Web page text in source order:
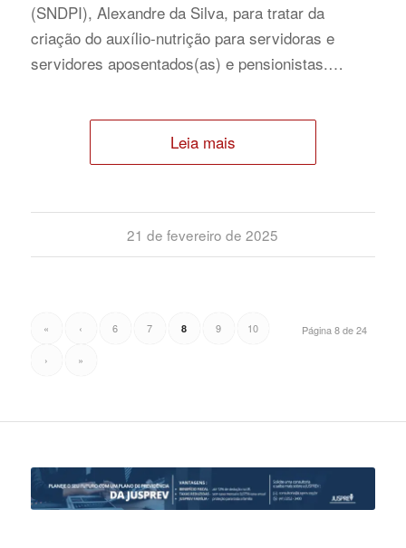
(SNDPI), Alexandre da Silva, para tratar da
criação do auxílio-nutrição para servidoras e
servidores aposentados(as) e pensionistas.…
Leia mais
21 de fevereiro de 2025
Página 8 de 24
« ‹ 6 7 8 9 10
› »